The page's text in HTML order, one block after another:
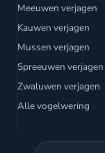
Meeuwen verjagen
Kauwen verjagen
Mussen verjagen
Spreeuwen verjagen
Zwaluwen verjagen
Alle vogelwering